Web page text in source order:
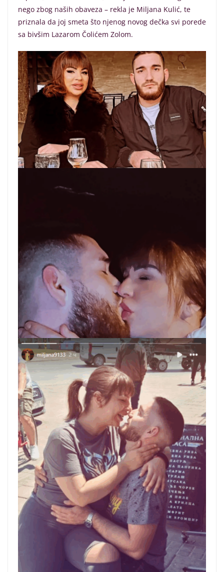
nego zbog naših obaveza – rekla je Miljana Kulić, te
priznala da joj smeta što njenog novog dečka svi porede
sa bivšim Lazarom Čolićem Zolom.